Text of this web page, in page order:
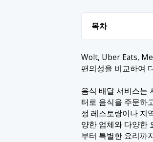
목차
1.1 1. 볼트
1.3 3. 우버 이츠
1.4 4. 데마에칸
2. 결론
Wolt, Uber Eats,
편의성을 비교하여
음식 배달 서비스는
터로 음식을 주문하
정 레스토랑이나 지
양한 업체와 다양한
부터 특별한 요리까